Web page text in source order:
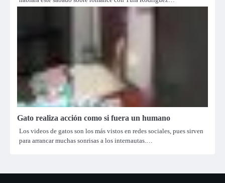
Gato realiza acción como si fuera un humano
Los videos de gatos son los más vistos en redes sociales, pues sirven
para arrancar muchas sonrisas a los internautas.…